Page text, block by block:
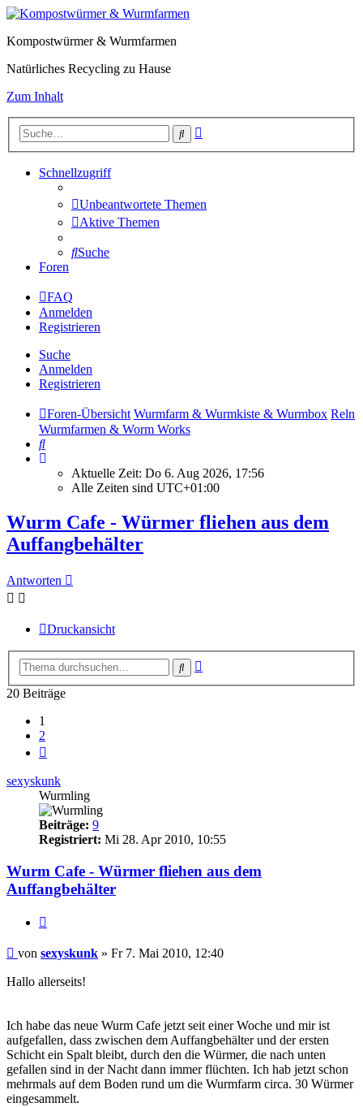
Kompostwürmer & Wurmfarmen
Natürliches Recycling zu Hause
Zum Inhalt
Suche
Schnellzugriff
Unbeantwortete Themen
Aktive Themen
Suche
Foren
FAQ
Anmelden
Registrieren
Suche
Anmelden
Registrieren
Foren-Übersicht Wurmfarm & Wurmkiste & Wurmbox Reln
Wurmfarmen & Worm Works
Suche
Aktuelle Zeit: Do 6. Aug 2026, 17:56
Alle Zeiten sind UTC+01:00
Wurm Cafe - Würmer fliehen aus dem
Auffangbehälter
Antworten
Druckansicht
Suche
20 Beiträge
1
2
sexyskunk
Wurmling
Beiträge: 9
Registriert: Mi 28. Apr 2010, 10:55
Wurm Cafe - Würmer fliehen aus dem
Auffangbehälter
Beitrag
von sexyskunk » Fr 7. Mai 2010, 12:40
Hallo allerseits!
Ich habe das neue Wurm Cafe jetzt seit einer Woche und mir ist
aufgefallen, dass zwischen dem Auffangbehälter und der ersten
Schicht ein Spalt bleibt, durch den die Würmer, die nach unten
gefallen sind in der Nacht dann immer flüchten. Ich hab jetzt schon
mehrmals auf dem Boden rund um die Wurmfarm circa. 30 Würmer
eingesammelt.